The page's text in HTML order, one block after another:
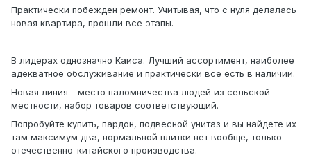
Практически побежден ремонт. Учитывая, что с нуля делалась
новая квартира, прошли все этапы.
В лидерах однозначно Каиса. Лучший ассортимент, наиболее
адекватное обслуживание и практически все есть в наличии.
Новая линия - место паломничества людей из сельской
местности, набор товаров соответствующий.
Попробуйте купить, пардон, подвесной унитаз и вы найдете их
там максимум два, нормальной плитки нет вообще, только
отечественно-китайского производства.